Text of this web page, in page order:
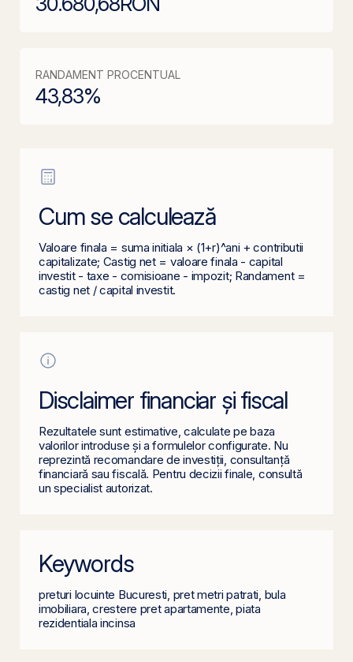
RANDAMENT PROCENTUAL
43,83%
Cum se calculează
Valoare finala = suma initiala × (1+r)^ani + contributii
capitalizate; Castig net = valoare finala - capital
investit - taxe - comisioane - impozit; Randament =
castig net / capital investit.
Disclaimer financiar și fiscal
Rezultatele sunt estimative, calculate pe baza
valorilor introduse și a formulelor configurate. Nu
reprezintă recomandare de investiții, consultanță
financiară sau fiscală. Pentru decizii finale, consultă
un specialist autorizat.
Keywords
preturi locuinte Bucuresti, pret metri patrati, bula
imobiliara, crestere pret apartamente, piata
rezidentiala incinsa